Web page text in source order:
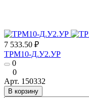
7 533.50 ₽
ТРМ10-Д.У2.УР
0
0
Арт. 150332
В корзину